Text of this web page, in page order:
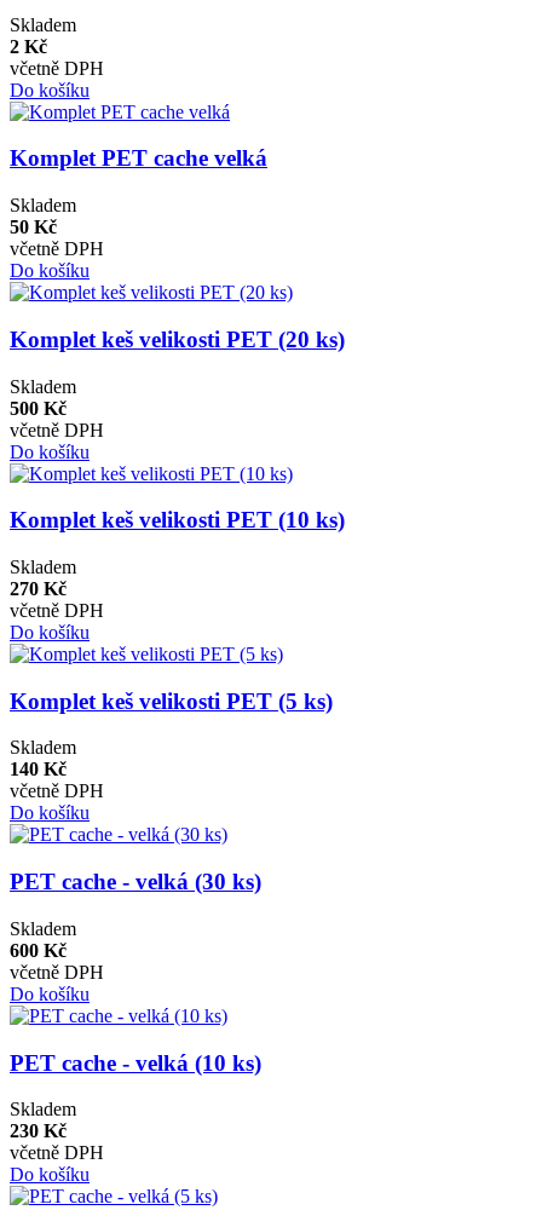
Skladem
2 Kč
včetně DPH
Do košíku
Komplet PET cache velká
Skladem
50 Kč
včetně DPH
Do košíku
Komplet keš velikosti PET (20 ks)
Skladem
500 Kč
včetně DPH
Do košíku
Komplet keš velikosti PET (10 ks)
Skladem
270 Kč
včetně DPH
Do košíku
Komplet keš velikosti PET (5 ks)
Skladem
140 Kč
včetně DPH
Do košíku
PET cache - velká (30 ks)
Skladem
600 Kč
včetně DPH
Do košíku
PET cache - velká (10 ks)
Skladem
230 Kč
včetně DPH
Do košíku